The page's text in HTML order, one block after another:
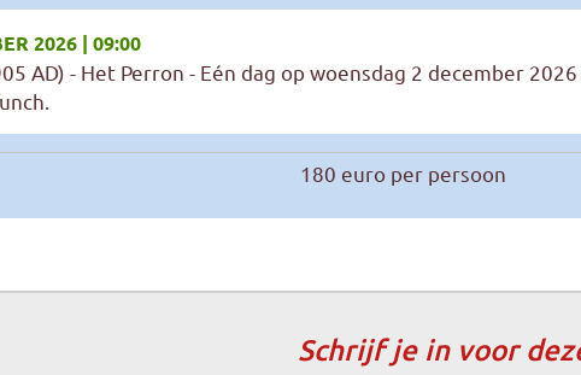
2026 | 09:00
AD) - Het Perron - Eén dag op woensdag 2 december
180 euro per persoon
Schrijf je in voor